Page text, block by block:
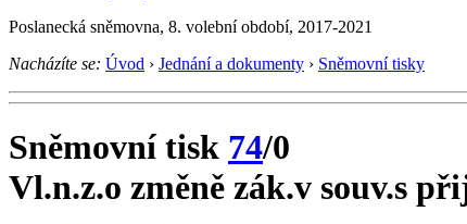
Poslanecká sněmovna, 8. volební období, 2017-2021
Nacházíte se: Úvod › Jednání a dokumenty › Sněmovní tisky
Sněmovní tisk 74/0
Vl.n.z.o změně zák.v souv.s